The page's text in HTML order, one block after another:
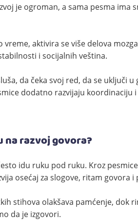
je ogroman, a sama pesma ima
vreme, aktivira se više delova
i socijalnih veština.
da čeka svoj red, da se uključi
dodatno razvijaju koordinaciju
na razvoj govora?
idu ruku pod ruku. Kroz
osećaj za slogove, ritam govora
stihova olakšava pamćenje, dok
da je izgovori.